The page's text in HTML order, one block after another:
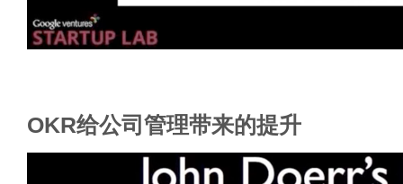
OKR给公司管理带来的提升